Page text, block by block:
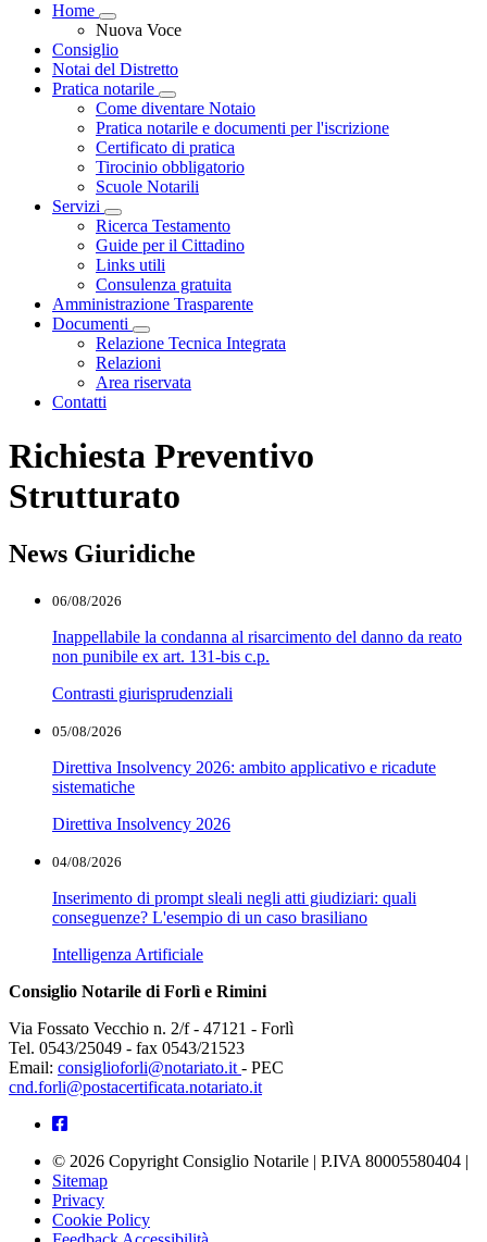
Home
Visualizza menù di secondo livello
Nuova Voce
Consiglio
Notai del Distretto
Pratica notarile
Visualizza menù di secondo livello
Come diventare Notaio
Pratica notarile e documenti per l'iscrizione
Certificato di pratica
Tirocinio obbligatorio
Scuole Notarili
Servizi
Visualizza menù di secondo livello
Ricerca Testamento
Guide per il Cittadino
Links utili
Consulenza gratuita
Amministrazione Trasparente
Documenti
Visualizza menù di secondo livello
Relazione Tecnica Integrata
Relazioni
Area riservata
Contatti
Richiesta Preventivo
Strutturato
News Giuridiche
06/08/2026
Inappellabile la condanna al risarcimento del danno da reato
non punibile ex art. 131-bis c.p.
Contrasti giurisprudenziali
05/08/2026
Direttiva Insolvency 2026: ambito applicativo e ricadute
sistematiche
Direttiva Insolvency 2026
04/08/2026
Inserimento di prompt sleali negli atti giudiziari: quali
conseguenze? L'esempio di un caso brasiliano
Intelligenza Artificiale
Consiglio Notarile di Forlì e Rimini
Via Fossato Vecchio n. 2/f - 47121 - Forlì
Tel. 0543/25049 - fax 0543/21523
Email: consiglioforli@notariato.it - PEC
cnd.forli@postacertificata.notariato.it
© 2026 Copyright Consiglio Notarile | P.IVA 80005580404 |
Sitemap
Privacy
Cookie Policy